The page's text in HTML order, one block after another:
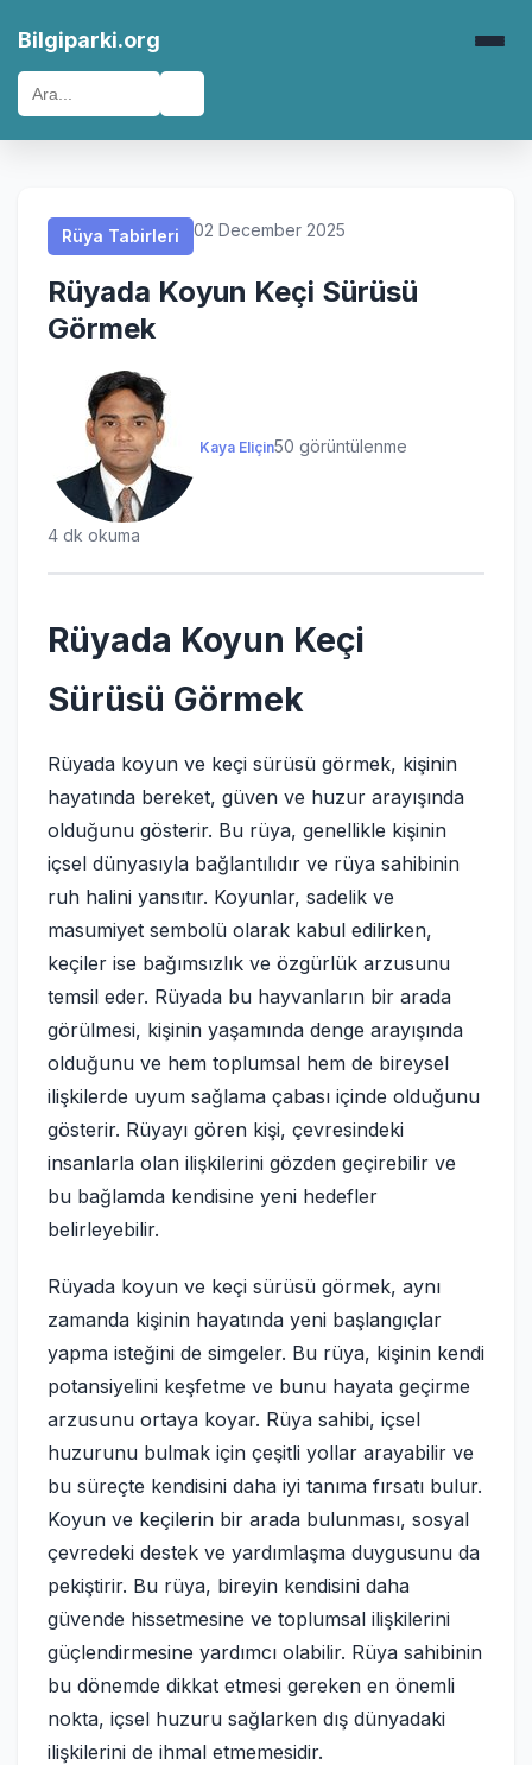
Bilgiparki.org
Rüya Tabirleri 02 December 2025
Rüyada Koyun Keçi Sürüsü
Görmek
Kaya Eliçin50 görüntülenme
4 dk okuma
Rüyada Koyun Keçi
Sürüsü Görmek
Rüyada koyun ve keçi sürüsü görmek, kişinin
hayatında bereket, güven ve huzur arayışında
olduğunu gösterir. Bu rüya, genellikle kişinin
içsel dünyasıyla bağlantılıdır ve rüya sahibinin
ruh halini yansıtır. Koyunlar, sadelik ve
masumiyet sembolü olarak kabul edilirken,
keçiler ise bağımsızlık ve özgürlük arzusunu
temsil eder. Rüyada bu hayvanların bir arada
görülmesi, kişinin yaşamında denge arayışında
olduğunu ve hem toplumsal hem de bireysel
ilişkilerde uyum sağlama çabası içinde olduğunu
gösterir. Rüyayı gören kişi, çevresindeki
insanlarla olan ilişkilerini gözden geçirebilir ve
bu bağlamda kendisine yeni hedefler
belirleyebilir.
Rüyada koyun ve keçi sürüsü görmek, aynı
zamanda kişinin hayatında yeni başlangıçlar
yapma isteğini de simgeler. Bu rüya, kişinin kendi
potansiyelini keşfetme ve bunu hayata geçirme
arzusunu ortaya koyar. Rüya sahibi, içsel
huzurunu bulmak için çeşitli yollar arayabilir ve
bu süreçte kendisini daha iyi tanıma fırsatı bulur.
Koyun ve keçilerin bir arada bulunması, sosyal
çevredeki destek ve yardımlaşma duygusunu da
pekiştirir. Bu rüya, bireyin kendisini daha
güvende hissetmesine ve toplumsal ilişkilerini
güçlendirmesine yardımcı olabilir. Rüya sahibinin
bu dönemde dikkat etmesi gereken en önemli
nokta, içsel huzuru sağlarken dış dünyadaki
ilişkilerini de ihmal etmemesidir.
Rüya Tabirleri
Rüya Tabirleri
Rüya Tabirleri
Rüya Tabirleri